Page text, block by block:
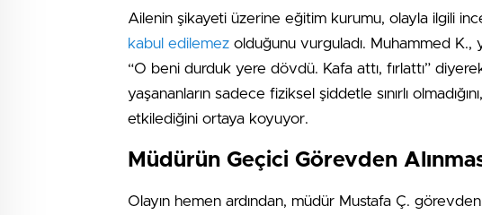
Ailenin şikayeti üzerine eğitim kurumu, olayla ilgili
kabul edilemez olduğunu vurguladı. Muhammed K.,
“O beni durduk yere dövdü. Kafa attı, fırlattı”
yaşananların sadece fiziksel şiddetle sınırlı
etkilediğini ortaya koyuyor.
Müdürün Geçici Görevden
Olayın hemen ardından, müdür Mustafa Ç.